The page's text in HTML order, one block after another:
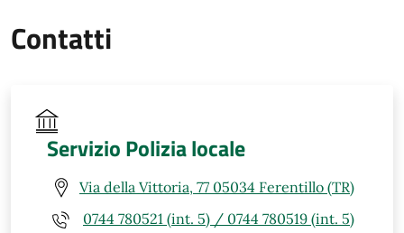
Contatti
Servizio Polizia locale
Via della Vittoria, 77 05034 Ferentillo (TR)
0744 780521 (int. 5) / 0744 780519 (int. 5)